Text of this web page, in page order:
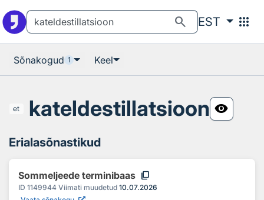
search EST apps
Sõnakogud 1 Keel
et kateldestillatsioon visibility
Erialasõnastikud
Sommeljeede terminibaas content_copy
ID 1149944 Viimati muudetud 10.07.2026